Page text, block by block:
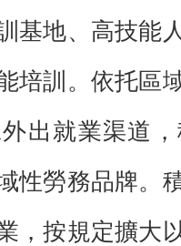
基地、高技能
培訓。依托區
出就業渠道
性勞務品牌。
，按規定擴大